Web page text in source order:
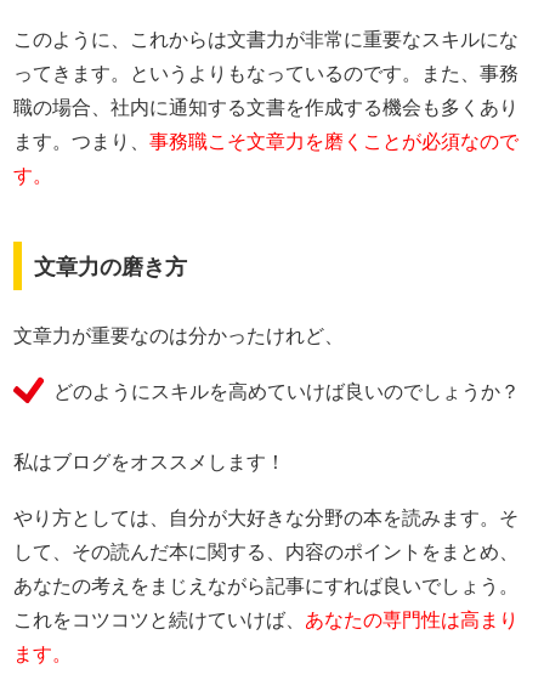
このように、これからは文書力が非常に重要なスキルにな
ってきます。というよりもなっているのです。また、事務
職の場合、社内に通知する文書を作成する機会も多くあり
ます。つまり、事務職こそ文章力を磨くことが必須なので
す。
文章力の磨き方
文章力が重要なのは分かったけれど、
どのようにスキルを高めていけば良いのでしょうか？
私はブログをオススメします！
やり方としては、自分が大好きな分野の本を読みます。そ
して、その読んだ本に関する、内容のポイントをまとめ、
あなたの考えをまじえながら記事にすれば良いでしょう。
これをコツコツと続けていけば、 あなたの専門性は高まり
ます。